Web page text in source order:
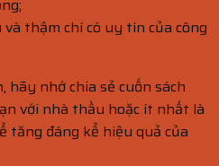
thậm chí có uy tín của công
hãy nhớ chia sẻ cuốn sách
với nhà thầu hoặc ít nhất là
tăng đáng kể hiệu quả của